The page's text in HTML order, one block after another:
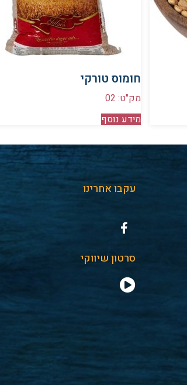
חומוס טורקי
מק"ט: 02
מידע נוסף
עקבו אחרינו
סרטון שיווקי